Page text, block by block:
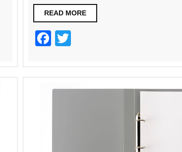
READ MORE
F
c
e
tt
er